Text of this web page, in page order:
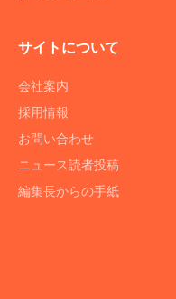
サイトについて
会社案内
採用情報
お問い合わせ
ニュース読者投稿
編集長からの手紙